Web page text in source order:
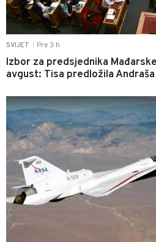
SVIJET Pre 3 h
Izbor za predsjednika
avgust: Tisa predložila Andraša